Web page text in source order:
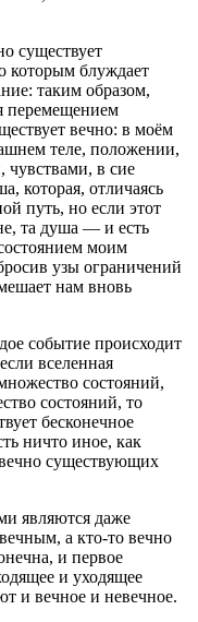
существует
которым блуждает
таким образом,
перемещением
вечно: в моём
теле, положении,
в сие
которая, отличаясь
путь, но если этот
та душа — и есть
моим
узы ограничений
нам вновь
событие происходит
вселенная
состояний,
состояний, то
бесконечное
ничто иное, как
существующих
являются даже
а кто-то вечно
и первое
и уходящее
и вечное и невечное.